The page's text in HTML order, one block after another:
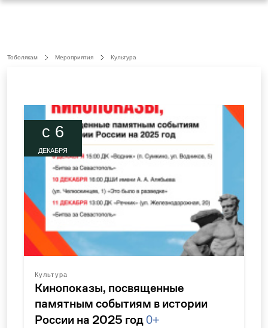
Тоболякам Мероприятия Культура
c 6
ДЕКАБРЯ
Культура
Кинопоказы, посвященные
памятным событиям в истории
России на 2025 год0+